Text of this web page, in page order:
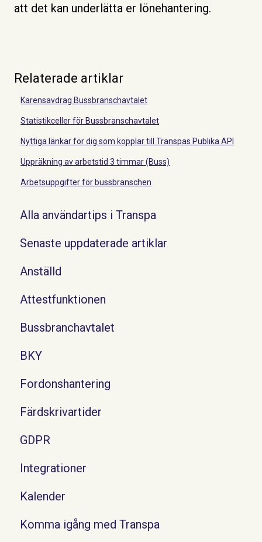
att det kan underlätta er lönehantering.
Relaterade artiklar
Karensavdrag Bussbranschavtalet
Statistikceller för Bussbranschavtalet
Nyttiga länkar för dig som kopplar till Transpas Publika API
Uppräkning av arbetstid 3 timmar (Buss)
Arbetsuppgifter för bussbranschen
Alla användartips i Transpa
Senaste uppdaterade artiklar
Anställd
Attestfunktionen
Bussbranchavtalet
BKY
Fordonshantering
Färdskrivartider
GDPR
Integrationer
Kalender
Komma igång med Transpa